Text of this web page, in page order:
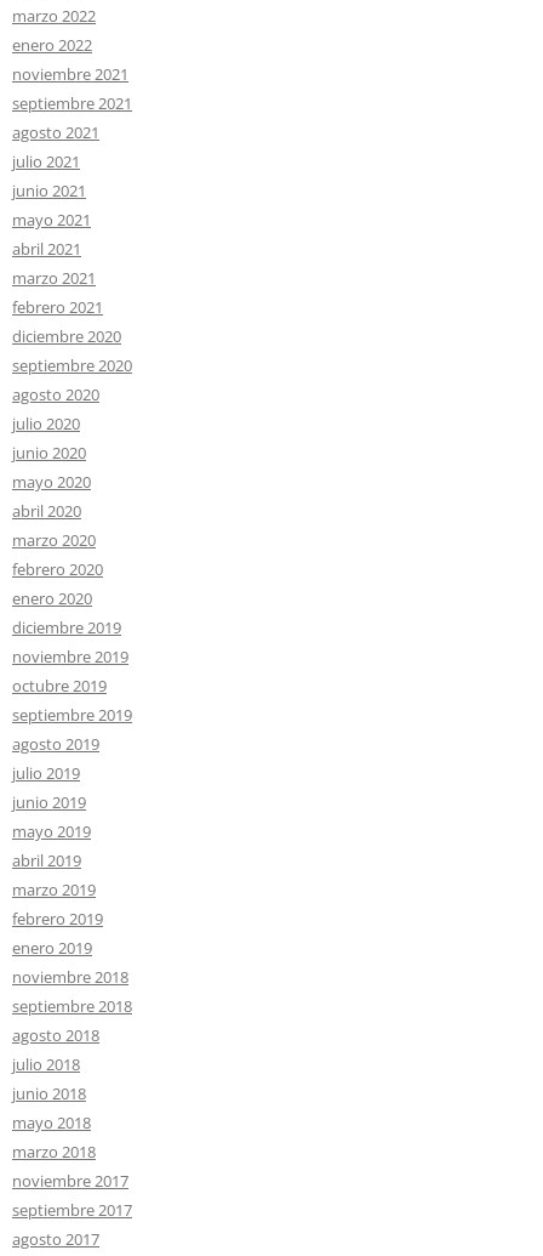
marzo 2022
enero 2022
noviembre 2021
septiembre 2021
agosto 2021
julio 2021
junio 2021
mayo 2021
abril 2021
marzo 2021
febrero 2021
diciembre 2020
septiembre 2020
agosto 2020
julio 2020
junio 2020
mayo 2020
abril 2020
marzo 2020
febrero 2020
enero 2020
diciembre 2019
noviembre 2019
octubre 2019
septiembre 2019
agosto 2019
julio 2019
junio 2019
mayo 2019
abril 2019
marzo 2019
febrero 2019
enero 2019
noviembre 2018
septiembre 2018
agosto 2018
julio 2018
junio 2018
mayo 2018
marzo 2018
noviembre 2017
septiembre 2017
agosto 2017